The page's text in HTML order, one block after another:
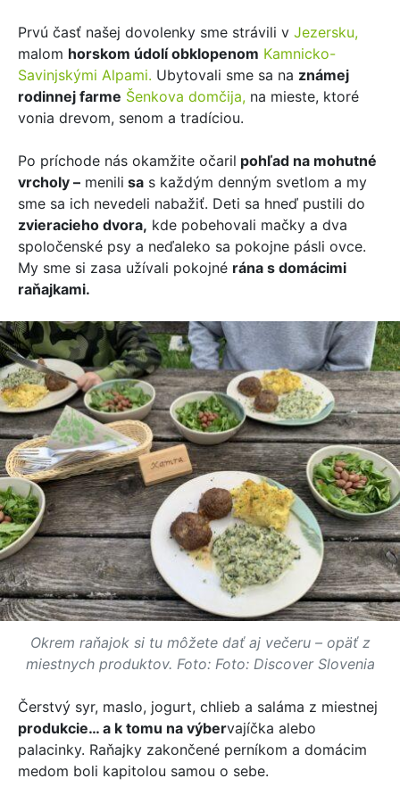
Prvú časť našej dovolenky sme strávili v Jezersku,
malom horskom údolí obklopenom Kamnicko-
Savinjskými Alpami. Ubytovali sme sa na známej
rodinnej farme Šenkova domčija, na mieste, ktoré
vonia drevom, senom a tradíciou.
Po príchode nás okamžite očaril pohľad na mohutné
vrcholy – menili sa s každým denným svetlom a my
sme sa ich nevedeli nabažiť. Deti sa hneď pustili do
zvieracieho dvora, kde pobehovali mačky a dva
spoločenské psy a neďaleko sa pokojne pásli ovce.
My sme si zasa užívali pokojné rána s domácimi
raňajkami.
Okrem raňajok si tu môžete dať aj večeru – opäť z
miestnych produktov. Foto: Foto: Discover Slovenia
Čerstvý syr, maslo, jogurt, chlieb a saláma z miestnej
produkcie… a k tomu na výbervajíčka alebo
palacinky. Raňajky zakončené perníkom a domácim
medom boli kapitolou samou o sebe.